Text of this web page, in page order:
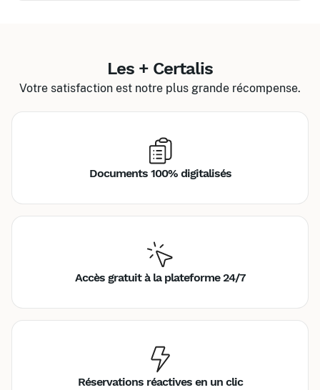
Les + Certalis
Votre satisfaction est notre plus grande récompense.
Documents 100% digitalisés
Accès gratuit à la plateforme 24/7
Réservations réactives en un clic